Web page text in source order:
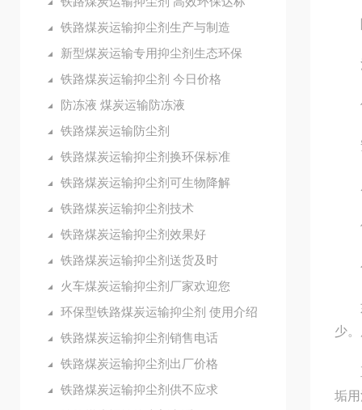
铁路煤炭运输抑尘剂生产与制造
新型煤炭运输专用抑尘剂生态环保
铁路煤炭运输抑尘剂 今日价格
防冻液 煤炭运输防冻液
铁路煤炭运输防尘剂
铁路煤炭运输抑尘剂换环保标准
铁路煤炭运输抑尘剂可生物降解
铁路煤炭运输抑尘剂技术
铁路煤炭运输抑尘剂效果好
铁路煤炭运输抑尘剂送货及时
火车煤炭运输抑尘剂厂家欢迎您
环保型铁路煤炭运输抑尘剂 使用介绍
铁路煤炭运输抑尘剂销售电话
铁路煤炭运输抑尘剂出厂价格
铁路煤炭运输抑尘剂供不应求
清
使
安
使
公
如
少
直
垢